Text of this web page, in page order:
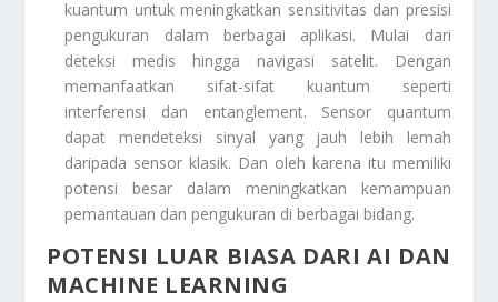
kuantum untuk meningkatkan sensitivitas dan presisi
pengukuran dalam berbagai aplikasi. Mulai dari
deteksi medis hingga navigasi satelit. Dengan
memanfaatkan sifat-sifat kuantum seperti
interferensi dan entanglement. Sensor quantum
dapat mendeteksi sinyal yang jauh lebih lemah
daripada sensor klasik. Dan oleh karena itu memiliki
potensi besar dalam meningkatkan kemampuan
pemantauan dan pengukuran di berbagai bidang.
POTENSI LUAR BIASA DARI AI DAN
MACHINE LEARNING